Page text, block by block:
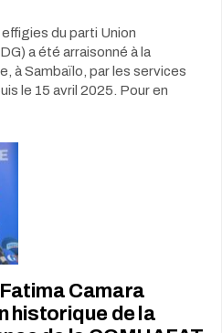
du parti Union
a été arraisonné à la
à Sambaïlo, par les services
le 15 avril 2025. Pour en
Camara
historique de la